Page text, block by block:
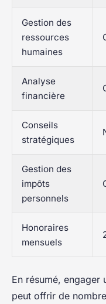
Gestion des
ressources
humaines
Analyse
financière
Conseils
stratégiques
Gestion des
impôts
personnels
Honoraires
mensuels
En résumé, engager
peut offrir de